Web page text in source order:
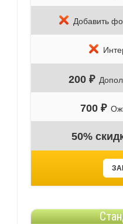
Добавить
200 ₽
700 ₽
50%